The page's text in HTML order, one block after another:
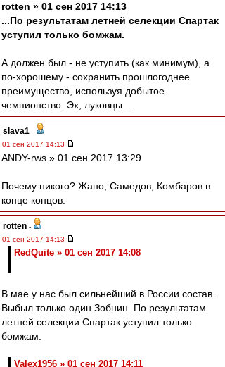
rotten » 01 сен 2017 14:13
...По результатам летней селекции Спартак
уступил только бомжам.
А должен был - не уступить (как минимум), а
по-хорошему - сохранить прошлогоднее
преимущество, используя добытое
чемпионство. Эх, луковцы...
slava1 -
01 сен 2017 14:13
ANDY-rws » 01 сен 2017 13:29
Почему никого? Жано, Самедов, Комбаров в
конце концов.
rotten -
01 сен 2017 14:13
RedQuite » 01 сен 2017 14:08
В мае у нас был сильнейший в России состав.
Выбыл только один Зобнин. По результатам
летней селекции Спартак уступил только
бомжам.
Valex1956 » 01 сен 2017 14:11